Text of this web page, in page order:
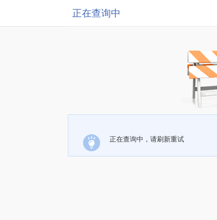
正在查询中
正在查询中，请刷新重试